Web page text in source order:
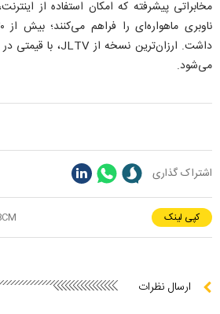
مخابراتی پیشرفته که امکان استفاده از
می‌شود.
اشتراک گذاری
کپی لینک
ارسال نظرات